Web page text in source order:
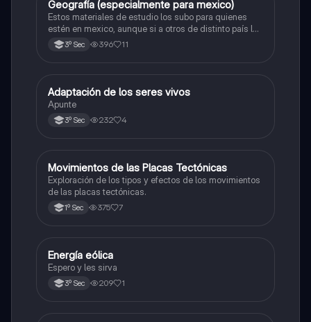
Geografía
Geografía (especialmente para mexico)
Estos materiales de estudio los subo para quienes
estén en mexico, aunque si a otros de distinto país le
sirve (pues nose que decir JAJAJAJAJA) pero si te
ayuda dale corazón! JAJAJAJ próximamente
3º Sec 396 11
Biología
Adaptación de los seres vivos
Apunte
3º Sec 232 4
Geografía
Movimientos de las Placas Tectónicas
Exploración de los tipos y efectos de los movimientos
de las placas tectónicas.
1º Sec 375 7
Geografía
Energía eólica
Espero y les sirva
3º Sec 209 1